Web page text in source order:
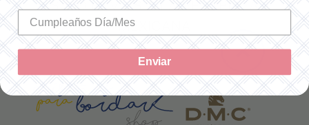
SOLO ENVÍOS A LA REPÚBLICA
MEXICANA
Enviar